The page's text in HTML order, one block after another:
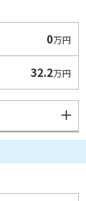
0万円
32.2万円